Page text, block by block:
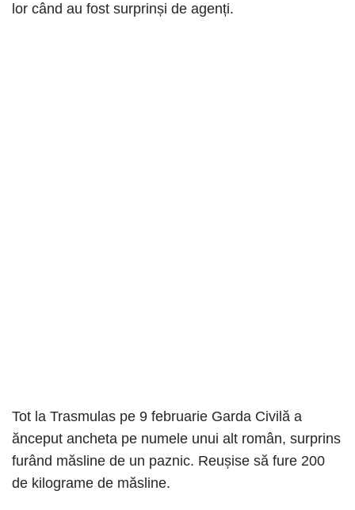
lor când au fost surprinși de agenți.
Tot la Trasmulas pe 9 februarie Garda Civilă a
ănceput ancheta pe numele unui alt român, surprins
furând măsline de un paznic. Reușise să fure 200
de kilograme de măsline.